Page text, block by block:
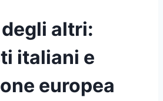
degli altri:
italiani e
europea